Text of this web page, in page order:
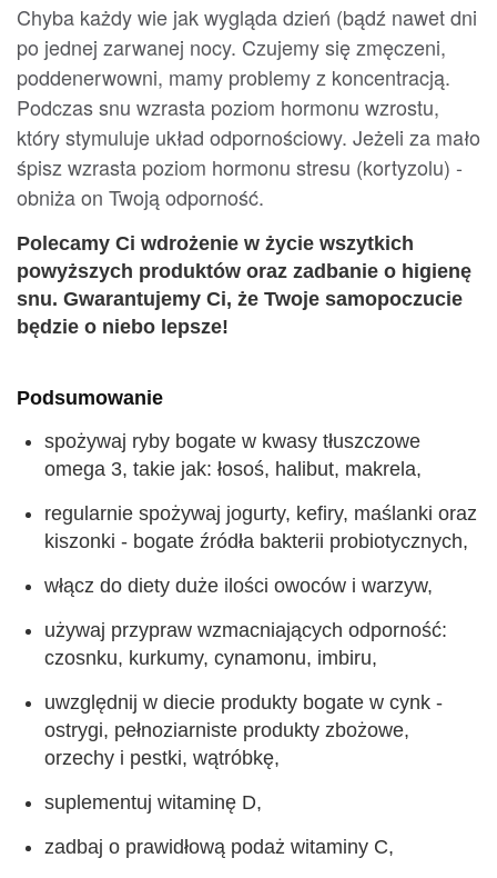
Chyba każdy wie jak wygląda dzień (bądź nawet dni
po jednej zarwanej nocy. Czujemy się zmęczeni,
poddenerwowni, mamy problemy z koncentracją.
Podczas snu wzrasta poziom hormonu wzrostu,
który stymuluje układ odpornościowy. Jeżeli za mało
śpisz wzrasta poziom hormonu stresu (kortyzolu) -
obniża on Twoją odporność.
Polecamy Ci wdrożenie w życie wszytkich
powyższych produktów oraz zadbanie o higienę
snu. Gwarantujemy Ci, że Twoje samopoczucie
będzie o niebo lepsze!
Podsumowanie
spożywaj ryby bogate w kwasy tłuszczowe
omega 3, takie jak: łosoś, halibut, makrela,
regularnie spożywaj jogurty, kefiry, maślanki oraz
kiszonki - bogate źródła bakterii probiotycznych,
włącz do diety duże ilości owoców i warzyw,
używaj przypraw wzmacniających odporność:
czosnku, kurkumy, cynamonu, imbiru,
uwzględnij w diecie produkty bogate w cynk -
ostrygi, pełnoziarniste produkty zbożowe,
orzechy i pestki, wątróbkę,
suplementuj witaminę D,
zadbaj o prawidłową podaż witaminy C,